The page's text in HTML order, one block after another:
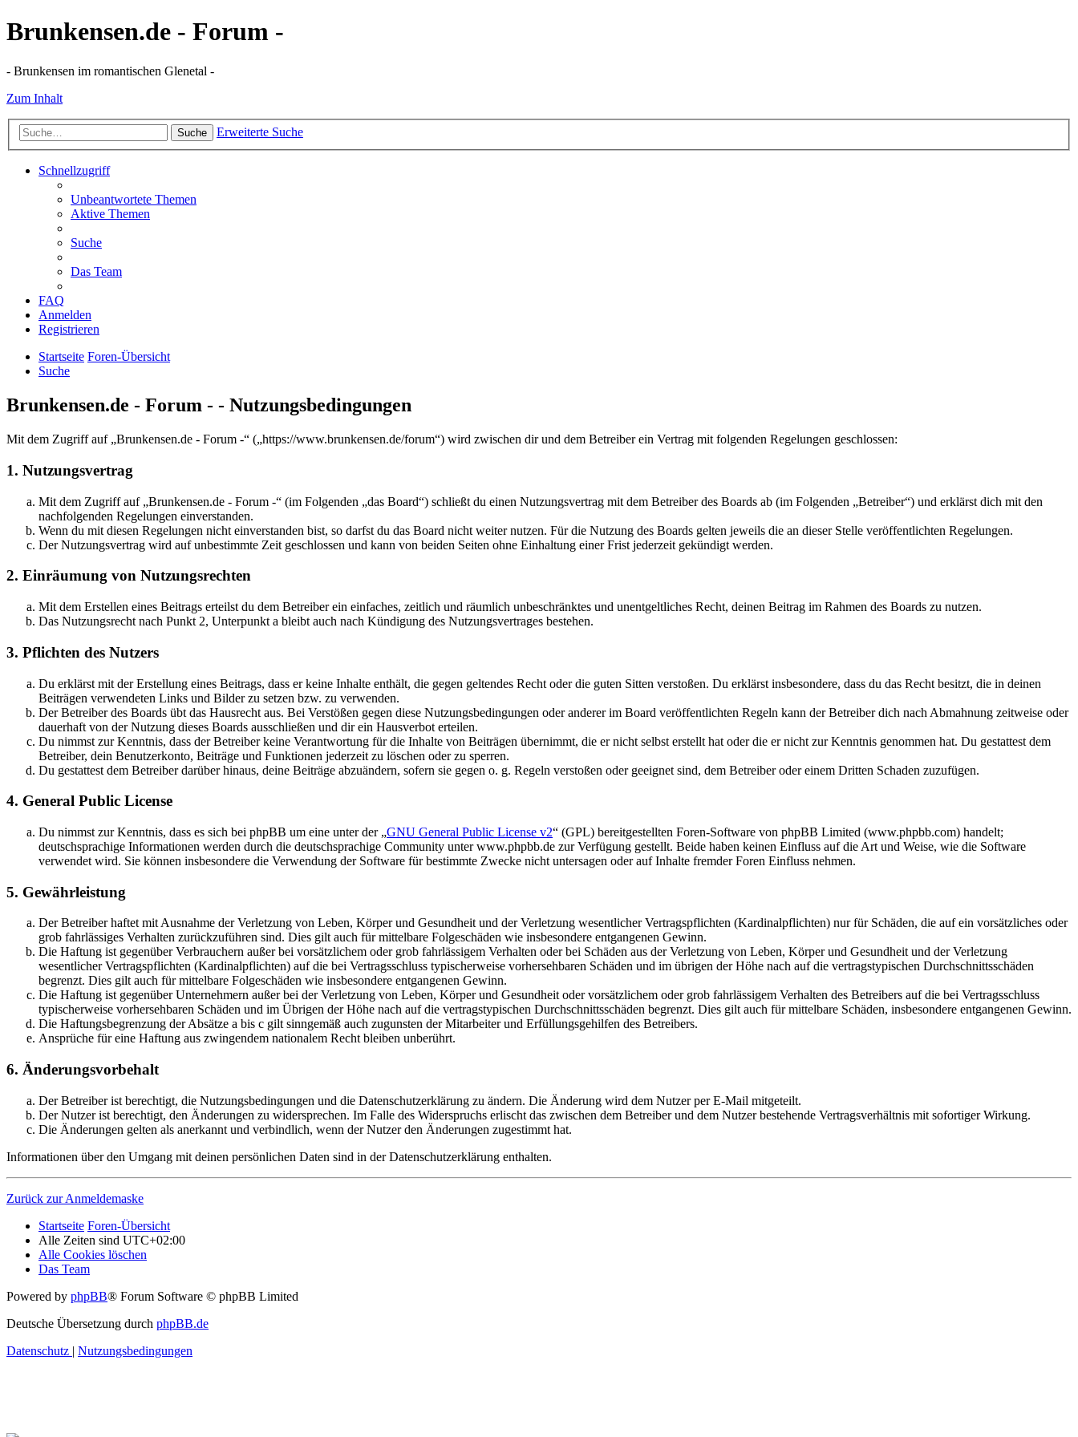
Brunkensen.de - Forum -
- Brunkensen im romantischen Glenetal -
Zum Inhalt
Suche Erweiterte Suche
Schnellzugriff
Unbeantwortete Themen
Aktive Themen
Suche
Das Team
FAQ
Anmelden
Registrieren
Startseite Foren-Übersicht
Suche
Brunkensen.de - Forum - - Nutzungsbedingungen
Mit dem Zugriff auf „Brunkensen.de - Forum -“ („https://www.brunkensen.de/forum“) wird zwischen dir und dem Betreiber ein Vertrag mit folgenden Regelungen geschlossen:
1. Nutzungsvertrag
Mit dem Zugriff auf „Brunkensen.de - Forum -“ (im Folgenden „das Board“) schließt du einen Nutzungsvertrag mit dem Betreiber des Boards ab (im Folgenden „Betreiber“) und erklärst dich mit den
nachfolgenden Regelungen einverstanden.
Wenn du mit diesen Regelungen nicht einverstanden bist, so darfst du das Board nicht weiter nutzen. Für die Nutzung des Boards gelten jeweils die an dieser Stelle veröffentlichten Regelungen.
Der Nutzungsvertrag wird auf unbestimmte Zeit geschlossen und kann von beiden Seiten ohne Einhaltung einer Frist jederzeit gekündigt werden.
2. Einräumung von Nutzungsrechten
Mit dem Erstellen eines Beitrags erteilst du dem Betreiber ein einfaches, zeitlich und räumlich unbeschränktes und unentgeltliches Recht, deinen Beitrag im Rahmen des Boards zu nutzen.
Das Nutzungsrecht nach Punkt 2, Unterpunkt a bleibt auch nach Kündigung des Nutzungsvertrages bestehen.
3. Pflichten des Nutzers
Du erklärst mit der Erstellung eines Beitrags, dass er keine Inhalte enthält, die gegen geltendes Recht oder die guten Sitten verstoßen. Du erklärst insbesondere, dass du das Recht besitzt, die in deinen
Beiträgen verwendeten Links und Bilder zu setzen bzw. zu verwenden.
Der Betreiber des Boards übt das Hausrecht aus. Bei Verstößen gegen diese Nutzungsbedingungen oder anderer im Board veröffentlichten Regeln kann der Betreiber dich nach Abmahnung zeitweise oder
dauerhaft von der Nutzung dieses Boards ausschließen und dir ein Hausverbot erteilen.
Du nimmst zur Kenntnis, dass der Betreiber keine Verantwortung für die Inhalte von Beiträgen übernimmt, die er nicht selbst erstellt hat oder die er nicht zur Kenntnis genommen hat. Du gestattest dem
Betreiber, dein Benutzerkonto, Beiträge und Funktionen jederzeit zu löschen oder zu sperren.
Du gestattest dem Betreiber darüber hinaus, deine Beiträge abzuändern, sofern sie gegen o. g. Regeln verstoßen oder geeignet sind, dem Betreiber oder einem Dritten Schaden zuzufügen.
4. General Public License
Du nimmst zur Kenntnis, dass es sich bei phpBB um eine unter der „GNU General Public License v2“ (GPL) bereitgestellten Foren-Software von phpBB Limited (www.phpbb.com) handelt;
deutschsprachige Informationen werden durch die deutschsprachige Community unter www.phpbb.de zur Verfügung gestellt. Beide haben keinen Einfluss auf die Art und Weise, wie die Software
verwendet wird. Sie können insbesondere die Verwendung der Software für bestimmte Zwecke nicht untersagen oder auf Inhalte fremder Foren Einfluss nehmen.
5. Gewährleistung
Der Betreiber haftet mit Ausnahme der Verletzung von Leben, Körper und Gesundheit und der Verletzung wesentlicher Vertragspflichten (Kardinalpflichten) nur für Schäden, die auf ein vorsätzliches oder
grob fahrlässiges Verhalten zurückzuführen sind. Dies gilt auch für mittelbare Folgeschäden wie insbesondere entgangenen Gewinn.
Die Haftung ist gegenüber Verbrauchern außer bei vorsätzlichem oder grob fahrlässigem Verhalten oder bei Schäden aus der Verletzung von Leben, Körper und Gesundheit und der Verletzung
wesentlicher Vertragspflichten (Kardinalpflichten) auf die bei Vertragsschluss typischerweise vorhersehbaren Schäden und im übrigen der Höhe nach auf die vertragstypischen Durchschnittsschäden
begrenzt. Dies gilt auch für mittelbare Folgeschäden wie insbesondere entgangenen Gewinn.
Die Haftung ist gegenüber Unternehmern außer bei der Verletzung von Leben, Körper und Gesundheit oder vorsätzlichem oder grob fahrlässigem Verhalten des Betreibers auf die bei Vertragsschluss
typischerweise vorhersehbaren Schäden und im Übrigen der Höhe nach auf die vertragstypischen Durchschnittsschäden begrenzt. Dies gilt auch für mittelbare Schäden, insbesondere entgangenen Gewinn.
Die Haftungsbegrenzung der Absätze a bis c gilt sinngemäß auch zugunsten der Mitarbeiter und Erfüllungsgehilfen des Betreibers.
Ansprüche für eine Haftung aus zwingendem nationalem Recht bleiben unberührt.
6. Änderungsvorbehalt
Der Betreiber ist berechtigt, die Nutzungsbedingungen und die Datenschutzerklärung zu ändern. Die Änderung wird dem Nutzer per E-Mail mitgeteilt.
Der Nutzer ist berechtigt, den Änderungen zu widersprechen. Im Falle des Widerspruchs erlischt das zwischen dem Betreiber und dem Nutzer bestehende Vertragsverhältnis mit sofortiger Wirkung.
Die Änderungen gelten als anerkannt und verbindlich, wenn der Nutzer den Änderungen zugestimmt hat.
Informationen über den Umgang mit deinen persönlichen Daten sind in der Datenschutzerklärung enthalten.
Zurück zur Anmeldemaske
Startseite Foren-Übersicht
Alle Zeiten sind UTC+02:00
Alle Cookies löschen
Das Team
Powered by phpBB® Forum Software © phpBB Limited
Deutsche Übersetzung durch phpBB.de
Datenschutz | Nutzungsbedingungen